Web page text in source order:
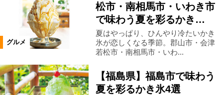
グルメ
松市・南相馬市・いわき市
で味わう夏を彩るかき…
夏はやっぱり、ひんやり冷たいかき
氷が恋しくなる季節。郡山市・会津
若松市・南相馬市・いわ...
【福島県】福島市で味わう
夏を彩るかき氷4選